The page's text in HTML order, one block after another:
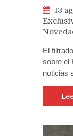
13
El
sobre el
noticias